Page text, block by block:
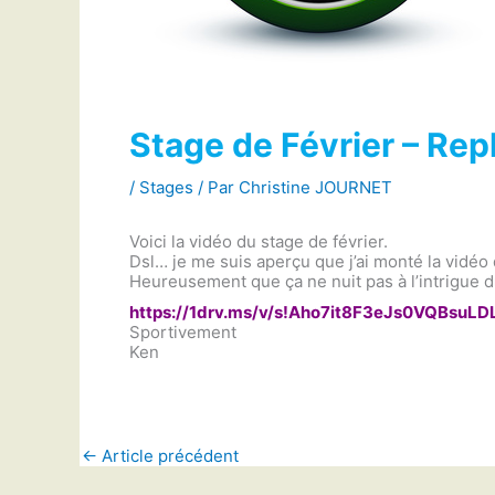
Stage de Février –
/ Stages / Par Christine JOURNET
Voici la vidéo du stage de février.
Dsl… je me suis aperçu que j’ai monté la
Heureusement que ça ne nuit pas à l’intrigue
https://1drv.ms/v/s!
Sportivement
Ken
← Article précédent